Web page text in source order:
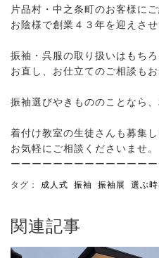
片品村・中之条町のお客様にご
お陰様で創業４３年を迎えさ
振袖・呉服の取り扱いはもち
お直し、お仕立てのご相談も
振袖選びやきもののことなら
着付け教室の生徒さんも募集し
お気軽にご相談くださいませ。
ーーーーーーーーーーーーー
タグ： 成人式 振袖 振袖展 選ぶ時
関連記事